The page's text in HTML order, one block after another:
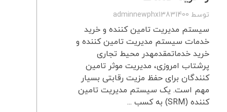
توسط adminnewphx13831400
سیستم مدیریت تامین کننده و خرید
خدمات سیستم مدیریت تامین کننده و
خرید خدماتمقدمهدر محیط تجاری
پرشتاب امروزی، مدیریت موثر تامین
کنندگان برای حفظ مزیت رقابتی بسیار
مهم است. یک سیستم مدیریت تامین
کننده (SRM) به کسب ...